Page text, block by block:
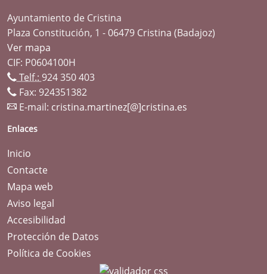
Ayuntamiento de Cristina
Plaza Constitución, 1 - 06479 Cristina (Badajoz)
Ver mapa
CIF: P0604100H
Telf.: 924 350 403
Fax: 924351382
E-mail: cristina.martinez[@]cristina.es
Enlaces
Inicio
Contacte
Mapa web
Aviso legal
Accesibilidad
Protección de Datos
Política de Cookies